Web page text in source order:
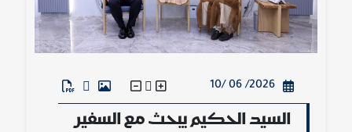
2026/ 06 /10
السيد الحكيم يبحث مع السفير